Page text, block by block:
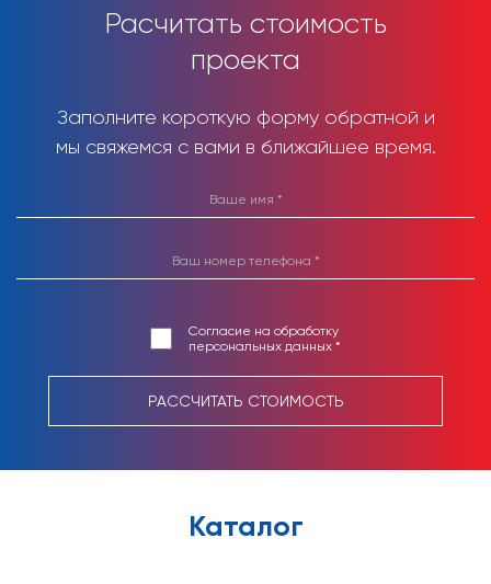
Расчитать стоимость
проекта
Заполните короткую форму обратной и
мы свяжемся с вами в ближайшее время.
Согласие на обработку
персональных данных *
РАССЧИТАТЬ СТОИМОСТЬ
Каталог